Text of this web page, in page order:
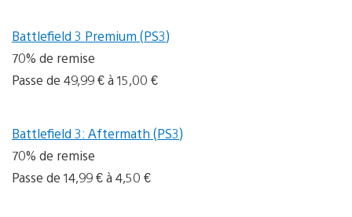
Battlefield 3 Premium (PS3)
70% de remise
Passe de 49,99 € à 15,00 €
Battlefield 3: Aftermath (PS3)
70% de remise
Passe de 14,99 € à 4,50 €